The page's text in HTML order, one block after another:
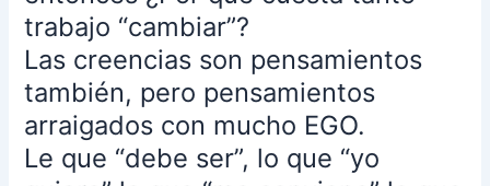
trabajo “cambiar”?
Las creencias son pensamientos
también, pero pensamientos
arraigados con mucho EGO.
Le que “debe ser”, lo que “yo
sueño
es
una
construcción
mental,
Si